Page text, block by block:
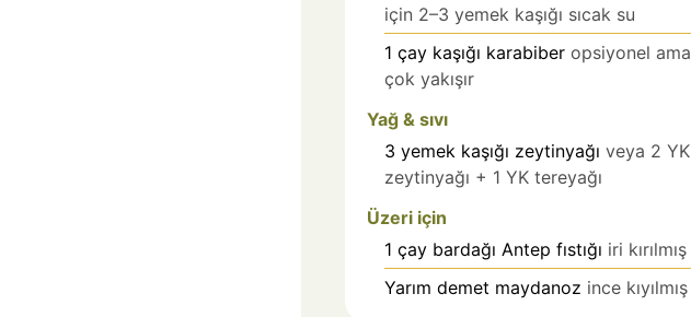
için 2–3 yemek kaşığı sıcak su
1 çay kaşığı karabiber opsiyonel ama
çok yakışır
Yağ & sıvı
3 yemek kaşığı zeytinyağı veya 2 YK
zeytinyağı + 1 YK tereyağı
Üzeri için
1 çay bardağı Antep fıstığı iri kırılmış
Yarım demet maydanoz ince kıyılmış